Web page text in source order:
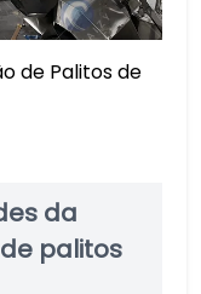
de Palitos de
da
palitos